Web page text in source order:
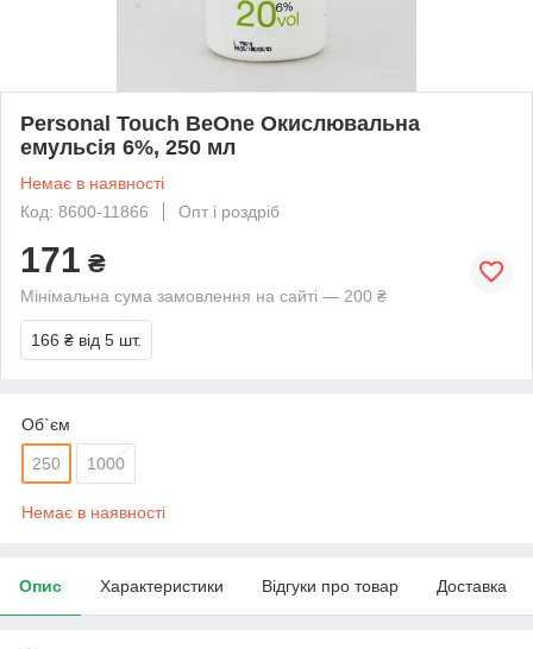
Personal Touch BeOne Окислювальна
емульсія 6%, 250 мл
Немає в наявності
Код: 8600-11866
Опт і роздріб
171 ₴
Мінімальна сума замовлення на сайті — 200 ₴
166 ₴ від 5 шт.
Об`єм
250 1000
Немає в наявності
Опис Характеристики Відгуки про товар Доставка